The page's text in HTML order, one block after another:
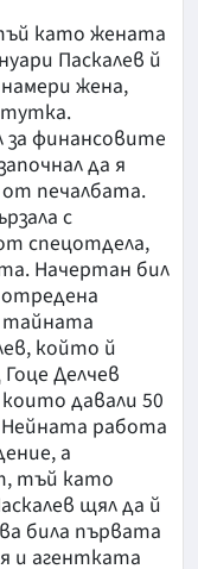
като жената
Паскалев й
жена,
за финансовите
да я
печалбата.
с
спецотдела,
Начертан бил
тайната
който й
Делчев
давали 50
Нейната работа
а
тъй като
щял да й
била първата
и агентката